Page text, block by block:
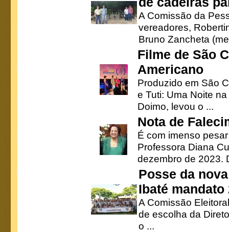
A Comissão da
vereadores,
Bruno Zancheta
Filme de São
Americano
Produzido em São
e Tuti: Uma Noite
Doimo, levou o ...
Nota de
É com imenso
Professora Diana
dezembro de 2023.
Posse da
Ibaté mandato
A Comissão
de escolha da
o ...